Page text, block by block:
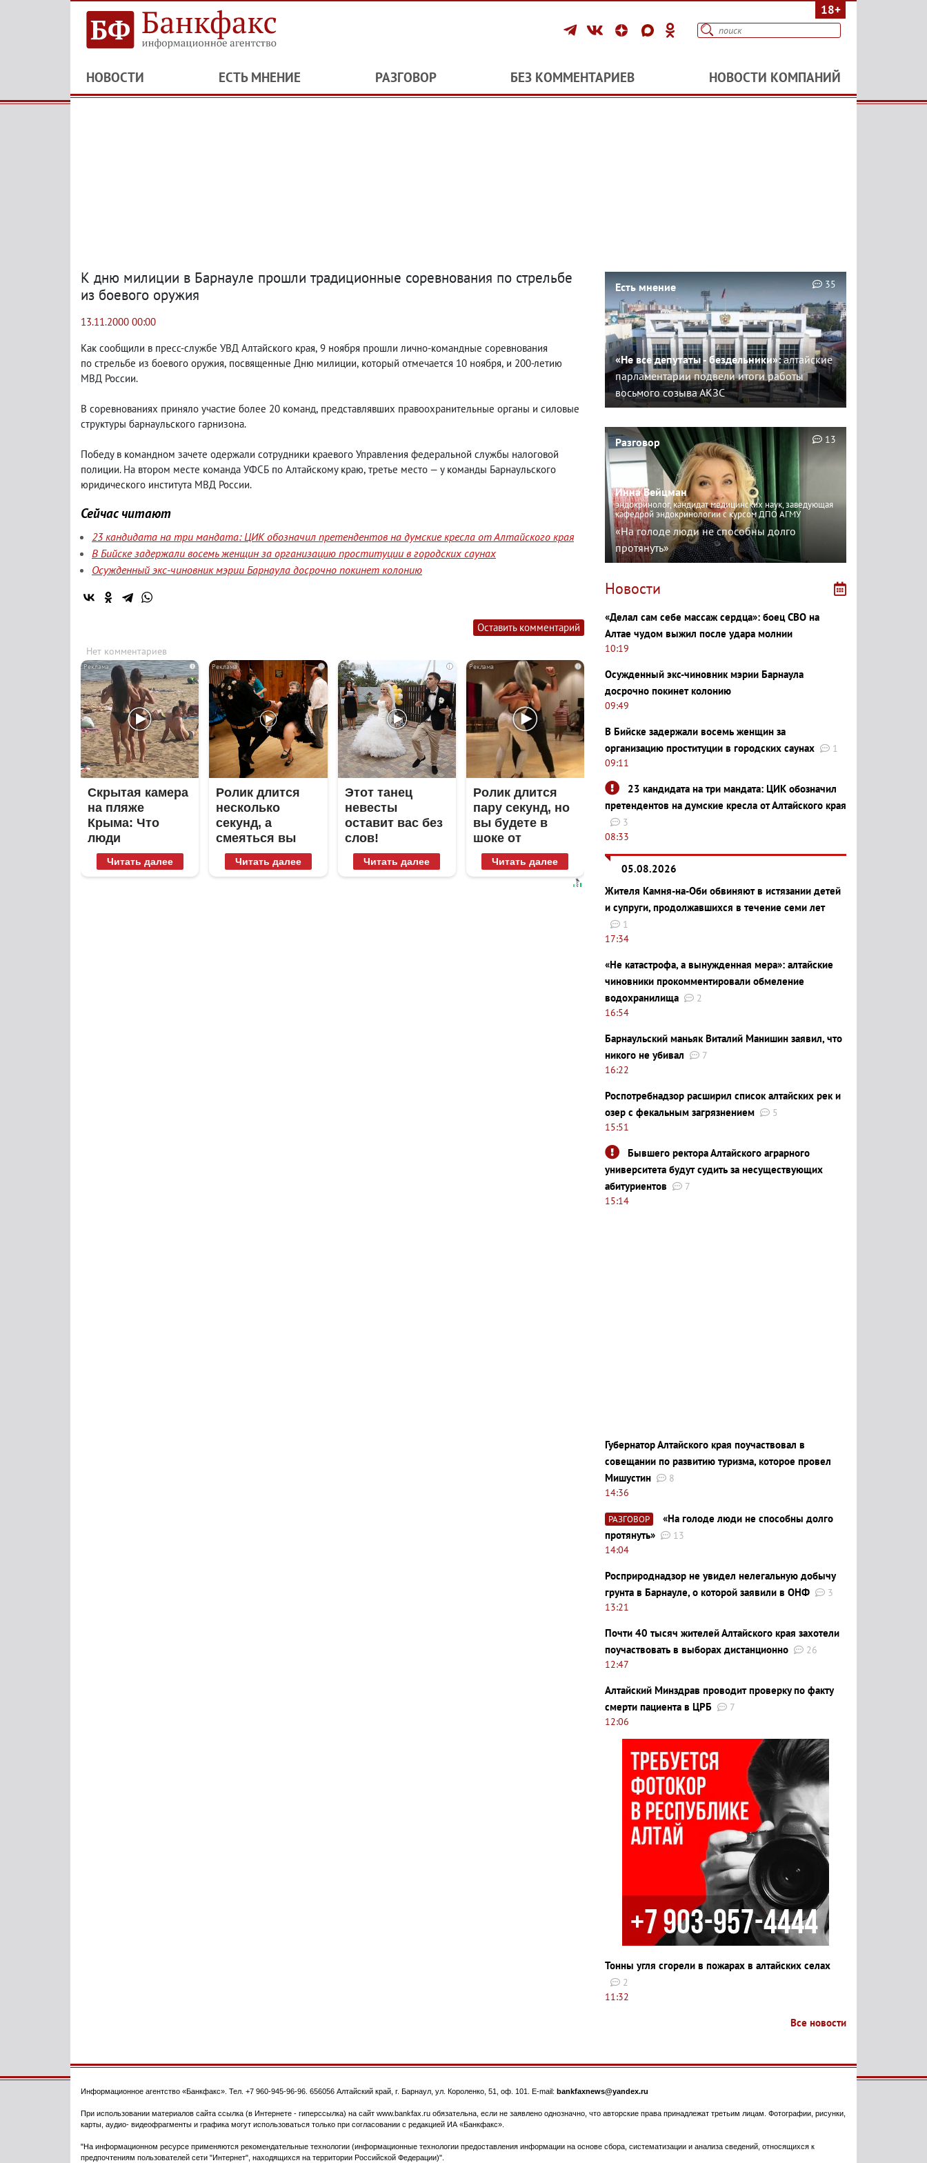
18+
НОВОСТИ ЕСТЬ МНЕНИЕ РАЗГОВОР БЕЗ КОММЕНТАРИЕВ НОВОСТИ КОМПАНИЙ
К дню милиции в Барнауле прошли традиционные соревнования по стрельбе
из боевого оружия
13.11.2000 00:00
Как сообщили в пресс-службе УВД Алтайского края, 9 ноября прошли лично-командные соревнования
по стрельбе из боевого оружия, посвященные Дню милиции, который отмечается 10 ноября, и 200-летию
МВД России.
В соревнованиях приняло участие более 20 команд, представлявших правоохранительные органы и силовые
структуры барнаульского гарнизона.
Победу в командном зачете одержали сотрудники краевого Управления федеральной службы налоговой
полиции. На втором месте команда УФСБ по Алтайскому краю, третье место — у команды Барнаульского
юридического института МВД России.
Сейчас читают
23 кандидата на три мандата: ЦИК обозначил претендентов на думские кресла от Алтайского края
В Бийске задержали восемь женщин за организацию проституции в городских саунах
Осужденный экс-чиновник мэрии Барнаула досрочно покинет колонию
Оставить комментарий
Нет комментариев
i
Скрытая камера
на пляже
Крыма: Что
люди
вытворяют,
когда их не
Читать далее
i
Ролик длится
несколько
секунд, а
смеяться вы
будете долго
Читать далее
i
Этот танец
невесты
оставит вас без
слов!
Пересмотрела
10 раз
Читать далее
i
Ролик длится
пару секунд, но
вы будете в
шоке от
увиденного
Читать далее
Есть мнение
«Не все депутаты - бездельники»:алтайские
парламентарии подвели итоги работы
восьмого созыва АКЗС
35
Разговор
Инна Вейцман
эндокринолог, кандидат медицинских наук, заведующая
кафедрой эндокринологии с курсом ДПО АГМУ
«На голоде люди не способны долго
протянуть»
13
Новости
«Делал сам себе массаж сердца»: боец СВО на
Алтае чудом выжил после удара молнии
10:19
Осужденный экс-чиновник мэрии Барнаула
досрочно покинет колонию
09:49
В Бийске задержали восемь женщин за
организацию проституции в городских саунах
1
09:11
23 кандидата на три мандата: ЦИК обозначил
претендентов на думские кресла от Алтайского края
3
08:33
05.08.2026
Жителя Камня-на-Оби обвиняют в истязании детей
и супруги, продолжавшихся в течение семи лет
1
17:34
«Не катастрофа, а вынужденная мера»: алтайские
чиновники прокомментировали обмеление
водохранилища
2
16:54
Барнаульский маньяк Виталий Манишин заявил, что
никого не убивал
7
16:22
Роспотребнадзор расширил список алтайских рек и
озер с фекальным загрязнением
5
15:51
Бывшего ректора Алтайского аграрного
университета будут судить за несуществующих
абитуриентов
7
15:14
Губернатор Алтайского края поучаствовал в
совещании по развитию туризма, которое провел
Мишустин
8
14:36
РАЗГОВОР
«На голоде люди не способны долго
протянуть»
13
14:04
Росприроднадзор не увидел нелегальную добычу
грунта в Барнауле, о которой заявили в ОНФ
3
13:21
Почти 40 тысяч жителей Алтайского края захотели
поучаствовать в выборах дистанционно
26
12:47
Алтайский Минздрав проводит проверку по факту
смерти пациента в ЦРБ
7
12:06
Тонны угля сгорели в пожарах в алтайских селах
2
11:32
Все новости
Информационное агентство «Банкфакс» . Тел. +7 960-945-96-96 656056 Алтайский край, г. Барнаул ул. Короленко, 51, оф. 101 . E-mail: bankfaxnews@yandex.ru
При использовании материалов сайта ссылка (в Интернете - гиперссылка) на сайт www.bankfax.ru обязательна, если не заявлено однозначно, что авторские права принадлежат третьим лицам. Фотографии, рисунки,
карты, аудио- видеофрагменты и графика могут использоваться только при согласовании с редакцией ИА «Банкфакс».
"На информационном ресурсе применяются рекомендательные технологии (информационные технологии предоставления информации на основе сбора, систематизации и анализа сведений, относящихся к
предпочтениям пользователей сети "Интернет", находящихся на территории Российской Федерации)".